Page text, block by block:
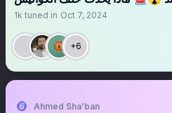
1k tuned in Oct 7, 2024
+6
Ahmed Sha’ban